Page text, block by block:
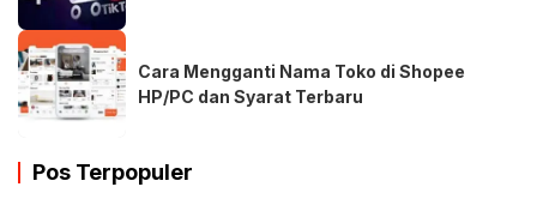
Cara Mengganti Nama Toko di Shopee
HP/PC dan Syarat Terbaru
Pos Terpopuler